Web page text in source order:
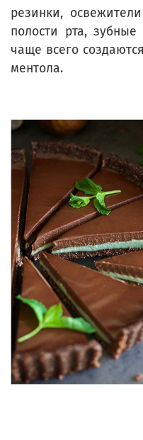
резинки,
полости рта,
чаще всего
ментола.